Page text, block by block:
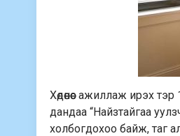
Хөдөөнөөс ажиллаж ирэх
дандаа “Найзтайгаа
холбогдохоо байж, таг